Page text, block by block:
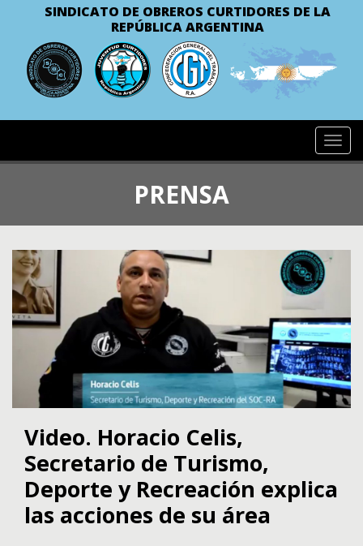
SINDICATO DE OBREROS CURTIDORES DE LA
REPÚBLICA ARGENTINA
PRENSA
Video. Horacio Celis,
Secretario de Turismo,
Deporte y Recreación explica
las acciones de su área